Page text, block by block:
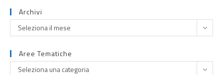
Archivi
Seleziona il mese
Aree Tematiche
Seleziona una categoria